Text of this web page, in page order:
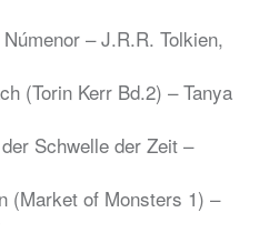
– J.R.R. Tolkien,
(Torin Kerr Bd.2) – Tanya
Schwelle der Zeit –
(Market of Monsters 1) –